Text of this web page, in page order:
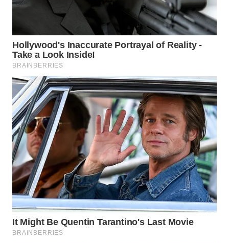
Wahana
Media
Group
WAHANA
NEWS
WAHANA
TANI
WAHANA
ADVOKAT
WAHANA
INFRASTRUKTUR
WAHANA